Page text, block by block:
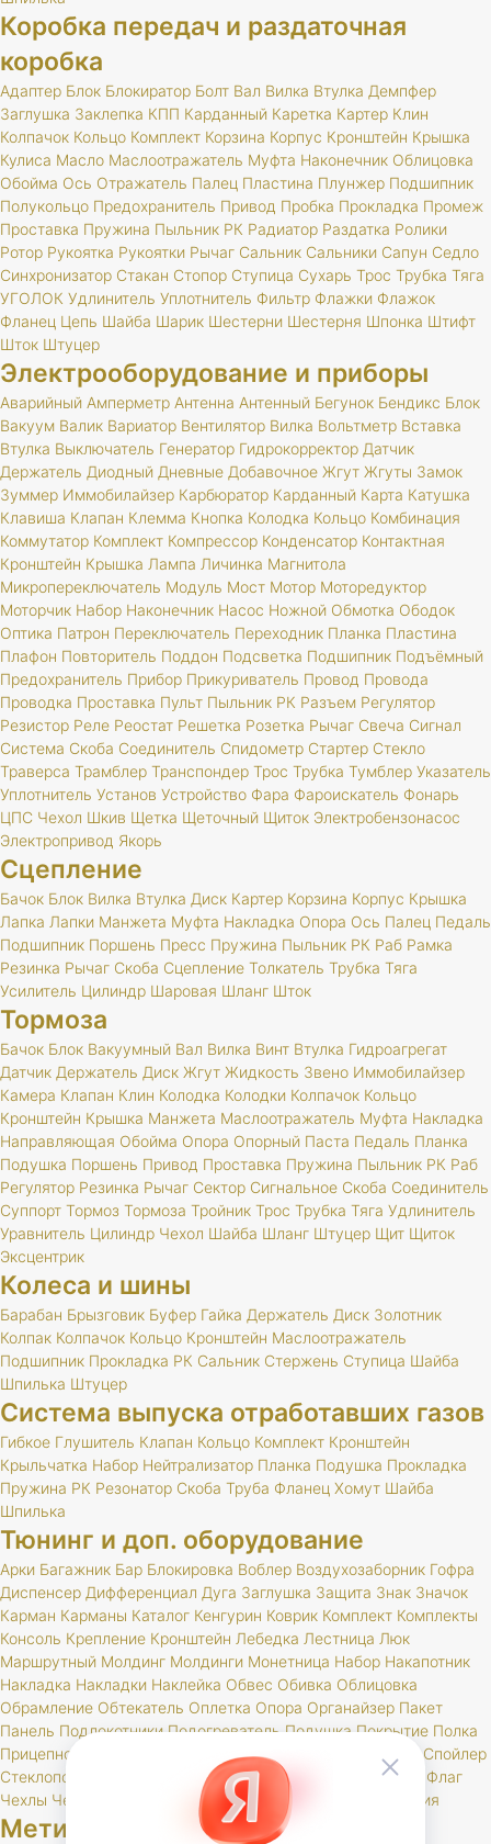
Коробка передач и раздаточная
коробка
Адаптер Блок Блокиратор Болт Вал Вилка Втулка Демпфер
Заглушка Заклепка КПП Карданный Каретка Картер Клин
Колпачок Кольцо Комплект Корзина Корпус Кронштейн Крышка
Кулиса Масло Маслоотражатель Муфта Наконечник Облицовка
Обойма Ось Отражатель Палец Пластина Плунжер Подшипник
Полукольцо Предохранитель Привод Пробка Прокладка Промеж
Проставка Пружина Пыльник РК Радиатор Раздатка Ролики
Ротор Рукоятка Рукоятки Рычаг Сальник Сальники Сапун Седло
Синхронизатор Стакан Стопор Ступица Сухарь Трос Трубка Тяга
УГОЛОК Удлинитель Уплотнитель Фильтр Флажки Флажок
Фланец Цепь Шайба Шарик Шестерни Шестерня Шпонка Штифт
Шток Штуцер
Электрооборудование и приборы
Аварийный Амперметр Антенна Антенный Бегунок Бендикс Блок
Вакуум Валик Вариатор Вентилятор Вилка Вольтметр Вставка
Втулка Выключатель Генератор Гидрокорректор Датчик
Держатель Диодный Дневные Добавочное Жгут Жгуты Замок
Зуммер Иммобилайзер Карбюратор Карданный Карта Катушка
Клавиша Клапан Клемма Кнопка Колодка Кольцо Комбинация
Коммутатор Комплект Компрессор Конденсатор Контактная
Кронштейн Крышка Лампа Личинка Магнитола
Микропереключатель Модуль Мост Мотор Моторедуктор
Моторчик Набор Наконечник Насос Ножной Обмотка Ободок
Оптика Патрон Переключатель Переходник Планка Пластина
Плафон Повторитель Поддон Подсветка Подшипник Подъёмный
Предохранитель Прибор Прикуриватель Провод Провода
Проводка Проставка Пульт Пыльник РК Разъем Регулятор
Резистор Реле Реостат Решетка Розетка Рычаг Свеча Сигнал
Система Скоба Соединитель Спидометр Стартер Стекло
Траверса Трамблер Транспондер Трос Трубка Тумблер Указатель
Уплотнитель Установ Устройство Фара Фароискатель Фонарь
ЦПС Чехол Шкив Щетка Щеточный Щиток Электробензонасос
Электропривод Якорь
Сцепление
Бачок Блок Вилка Втулка Диск Картер Корзина Корпус Крышка
Лапка Лапки Манжета Муфта Накладка Опора Ось Палец Педаль
Подшипник Поршень Пресс Пружина Пыльник РК Раб Рамка
Резинка Рычаг Скоба Сцепление Толкатель Трубка Тяга
Усилитель Цилиндр Шаровая Шланг Шток
Тормоза
Бачок Блок Вакуумный Вал Вилка Винт Втулка Гидроагрегат
Датчик Держатель Диск Жгут Жидкость Звено Иммобилайзер
Камера Клапан Клин Колодка Колодки Колпачок Кольцо
Кронштейн Крышка Манжета Маслоотражатель Муфта Накладка
Направляющая Обойма Опора Опорный Паста Педаль Планка
Подушка Поршень Привод Проставка Пружина Пыльник РК Раб
Регулятор Резинка Рычаг Сектор Сигнальное Скоба Соединитель
Суппорт Тормоз Тормоза Тройник Трос Трубка Тяга Удлинитель
Уравнитель Цилиндр Чехол Шайба Шланг Штуцер Щит Щиток
Эксцентрик
Колеса и шины
Барабан Брызговик Буфер Гайка Держатель Диск Золотник
Колпак Колпачок Кольцо Кронштейн Маслоотражатель
Подшипник Прокладка РК Сальник Стержень Ступица Шайба
Шпилька Штуцер
Система выпуска отработавших газов
Гибкое Глушитель Клапан Кольцо Комплект Кронштейн
Крыльчатка Набор Нейтрализатор Планка Подушка Прокладка
Пружина РК Резонатор Скоба Труба Фланец Хомут Шайба
Шпилька
Тюнинг и доп. оборудование
Арки Багажник Бар Блокировка Воблер Воздухозаборник Гофра
Диспенсер Дифференциал Дуга Заглушка Защита Знак Значок
Карман Карманы Каталог Кенгурин Коврик Комплект Комплекты
Консоль Крепление Кронштейн Лебедка Лестница Люк
Маршрутный Молдинг Молдинги Монетница Набор Накапотник
Накладка Накладки Наклейка Обвес Обивка Облицовка
Обрамление Обтекатель Оплетка Опора Органайзер Пакет
Панель Подлокотники Подогреватель Подушка Покрытие Полка
Прицепное
Пружины Пусковые
Спойлер
Стеклоподъемник
Усилитель Утеплитель Фаркоп
Флаг
Чехлы Чехол Шноркель Шторки Шумоизоляция
Метизы